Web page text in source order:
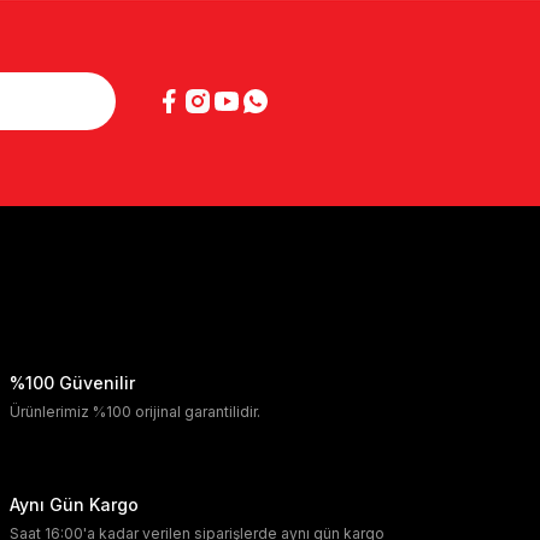
%100 Güvenilir
Ürünlerimiz %100 orijinal garantilidir.
Aynı Gün Kargo
Saat 16:00'a kadar verilen siparişlerde aynı gün kargo